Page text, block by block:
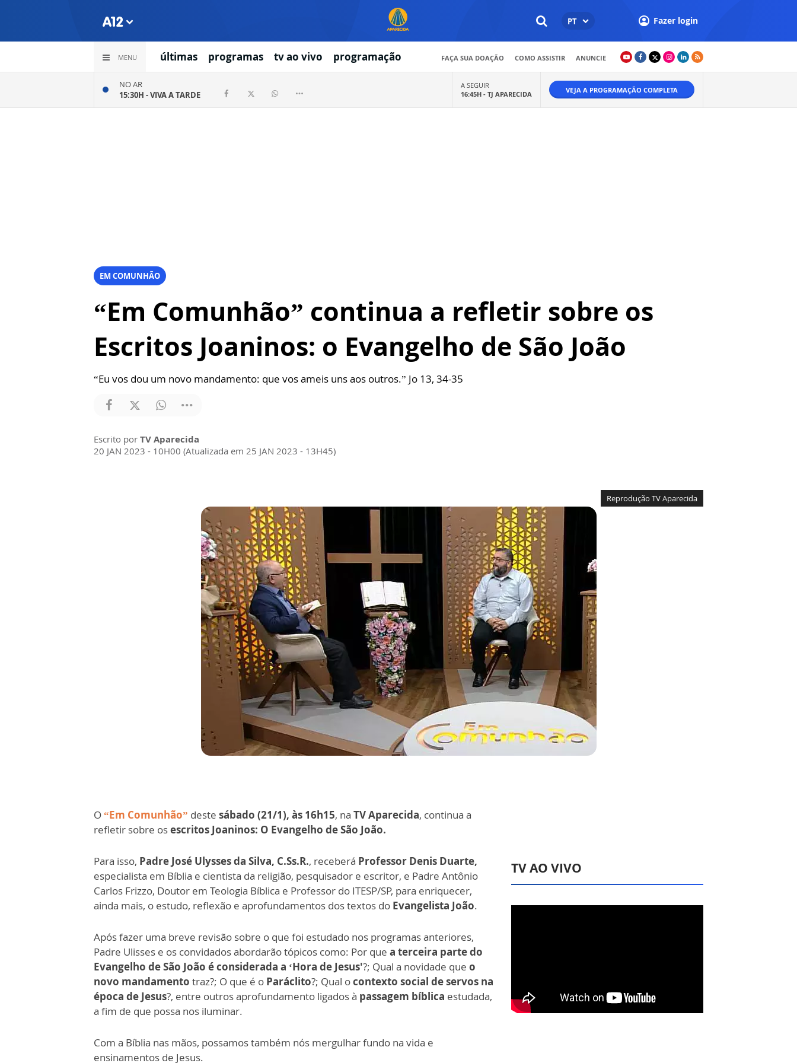
PT Fazer login
MENU últimas programas tv ao vivo programação FAÇA SUA DOAÇÃO COMO ASSISTIR ANUNCIE
NO AR
15:30H -VIVA A TARDE
A SEGUIR
16:45H - TJ APARECIDA VEJA A PROGRAMAÇÃO COMPLETA
EM COMUNHÃO
“Em Comunhão” continua a refletir sobre os
Escritos Joaninos: o Evangelho de São João
“Eu vos dou um novo mandamento: que vos ameis uns aos outros.” Jo 13, 34-35
Escrito por TV Aparecida
20 JAN 2023 - 10H00 (Atualizada em 25 JAN 2023 - 13H45)
Reprodução TV Aparecida
O“Em Comunhão” deste sábado (21/1), às 16h15, na TV Aparecida, continua a
refletir sobre osescritos Joaninos: O Evangelho de São João.
Para isso, Padre José Ulysses da Silva, C.Ss.R., receberá Professor Denis Duarte,
especialista em Bíblia e cientista da religião, pesquisador e escritor, e Padre Antônio
Carlos Frizzo, Doutor em Teologia Bíblica e Professor do ITESP/SP, para enriquecer,
ainda mais, o estudo, reflexão e aprofundamentos dos textos do Evangelista João.
Após fazer uma breve revisão sobre o que foi estudado nos programas anteriores,
Padre Ulisses e os convidados abordarão tópicos como: Por que a terceira parte do
Evangelho de São João é considerada a ‘Hora de Jesus'?; Qual a novidade que o
novo mandamento traz?; O que é o Paráclito?; Qual ocontexto social de servos na
época de Jesus?, entre outros aprofundamento ligados à passagem bíblica estudada,
a fim de que possa nos iluminar.
Com a Bíblia nas mãos, possamos também nós mergulhar fundo na vida e
ensinamentos de Jesus.
TV AO VIVO